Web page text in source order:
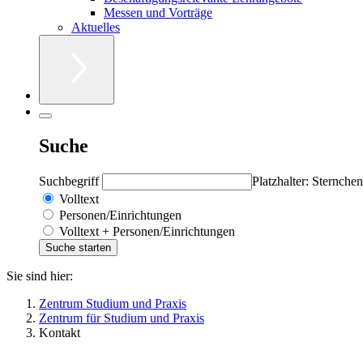
Messen und Vorträge
Aktuelles
Suche
Suchbegriff
Platzhalter:
Volltext
Personen/Einrichtungen
Volltext + Personen/Einrichtungen
Sie sind hier:
Zentrum Studium und Praxis
Zentrum für Studium und Praxis
Kontakt